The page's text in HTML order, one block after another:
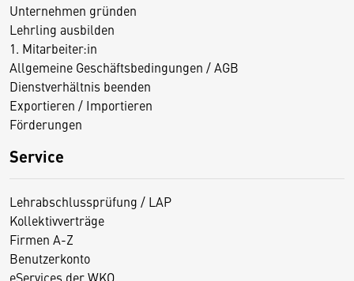
Unternehmen gründen
Lehrling ausbilden
1. Mitarbeiter:in
Allgemeine Geschäftsbedingungen / AGB
Dienstverhältnis beenden
Exportieren / Importieren
Förderungen
Service
Lehrabschlussprüfung / LAP
Kollektivverträge
Firmen A-Z
Benutzerkonto
eServices der WKO